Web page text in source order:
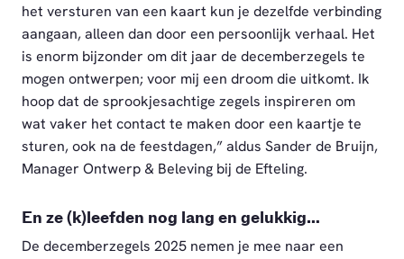
het versturen van een kaart kun je dezelfde verbinding
aangaan, alleen dan door een persoonlijk verhaal. Het
is enorm bijzonder om dit jaar de decemberzegels te
mogen ontwerpen; voor mij een droom die uitkomt. Ik
hoop dat de sprookjesachtige zegels inspireren om
wat vaker het contact te maken door een kaartje te
sturen, ook na de feestdagen,” aldus Sander de Bruijn,
Manager Ontwerp & Beleving bij de Efteling.
En ze (k)leefden nog lang en gelukkig…
De decemberzegels 2025 nemen je mee naar een